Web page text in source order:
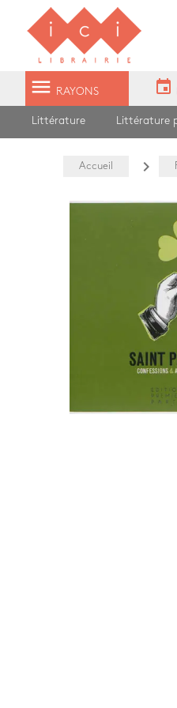
Librairie Ici Grands Boulevards
menu RAYONS event
Littérature Littérature
Accueil navigate_next